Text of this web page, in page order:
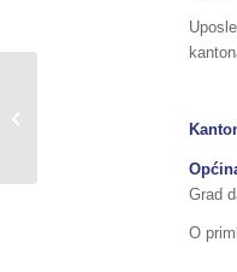
Grad
O